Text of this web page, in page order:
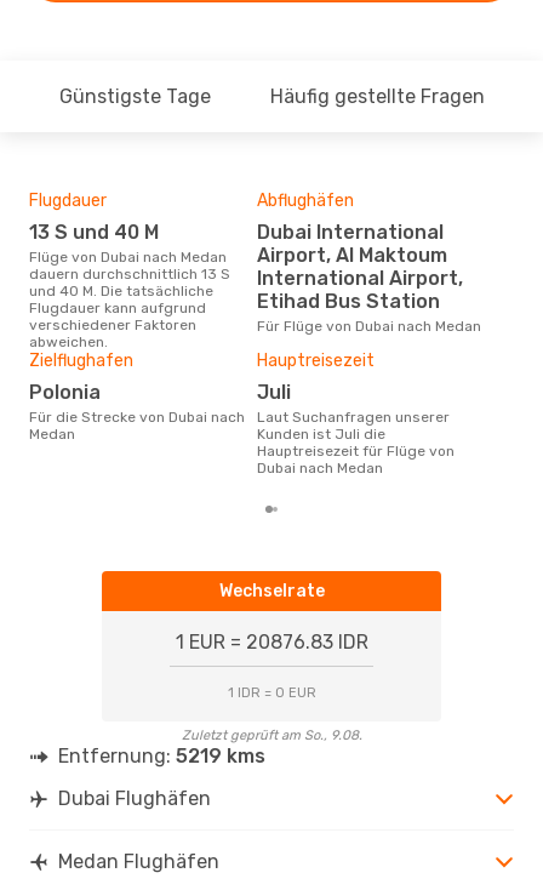
Günstigste Tage Häufig gestellte Fragen
Flugdauer
13 S und 40 M
Flüge von Dubai nach Medan
dauern durchschnittlich 13 S
und 40 M. Die tatsächliche
Flugdauer kann aufgrund
verschiedener Faktoren
abweichen.
Abflughäfen
Dubai International
Airport, Al Maktoum
International Airport,
Etihad Bus Station
Für Flüge von Dubai nach Medan
Zielflughafen
Polonia
Für die Strecke von Dubai nach
Medan
Hauptreisezeit
Juli
Laut Suchanfragen unserer
Kunden ist Juli die
Hauptreisezeit für Flüge von
Dubai nach Medan
Wechselrate
1 EUR = 20876.83 IDR
1 IDR = 0 EUR
Zuletzt geprüft am So., 9.08.
Entfernung: 5219 kms
Dubai Flughäfen
Medan Flughäfen